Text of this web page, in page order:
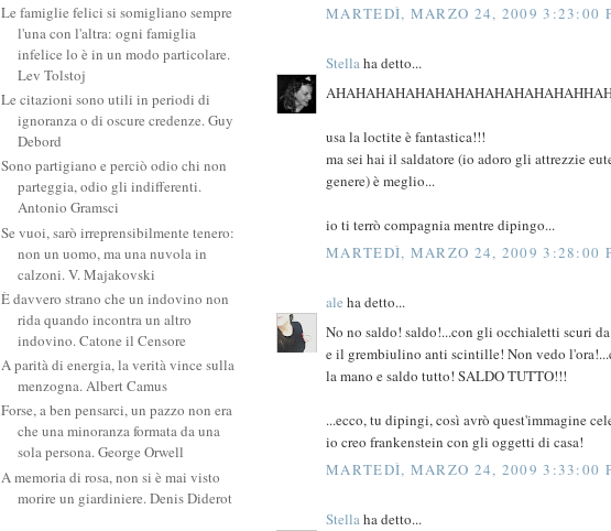
MARTEDÌ, MARZO 24, 2009 3:23:00
Stellaha detto...
usa la loctite è fantastica!!!
ma sei hai il saldatore (io adoro gli attrezzie
genere) è meglio...
io ti terrò compagnia mentre dipingo...
MARTEDÌ, MARZO 24, 2009 3:28:00
ale ha detto...
No no saldo! saldo!...con gli occhialetti scuri
e il grembiulino anti scintille! Non vedo
la mano e saldo tutto! SALDO TUTTO!!!
...ecco, tu dipingi, così avrò quest'immagine
io creo frankenstein con gli oggetti di casa!
MARTEDÌ, MARZO 24, 2009 3:33:00
Stellaha detto...
Le famiglie felici si somigliano sempre
l'una con l'altra: ogni famiglia
infelice lo è in un modo particolare.
Lev Tolstoj
Le citazioni sono utili in periodi di
ignoranza o di oscure credenze. Guy
Debord
Sono partigiano e perciò odio chi non
parteggia, odio gli indifferenti.
Antonio Gramsci
Se vuoi, sarò irreprensibilmente tenero:
non un uomo, ma una nuvola in
calzoni. V. Majakovski
È davvero strano che un indovino non
rida quando incontra un altro
indovino. Catone il Censore
A parità di energia, la verità vince sulla
menzogna. Albert Camus
Forse, a ben pensarci, un pazzo non era
che una minoranza formata da una
sola persona. George Orwell
A memoria di rosa, non si è mai visto
morire un giardiniere. Denis Diderot